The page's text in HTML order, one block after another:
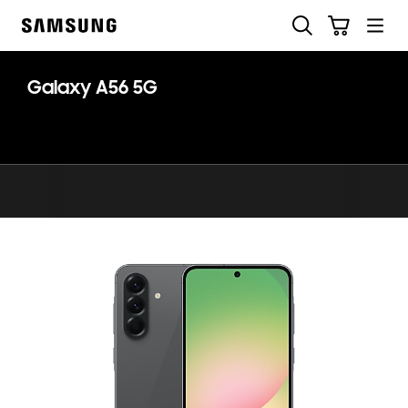
Galaxy A56 5G